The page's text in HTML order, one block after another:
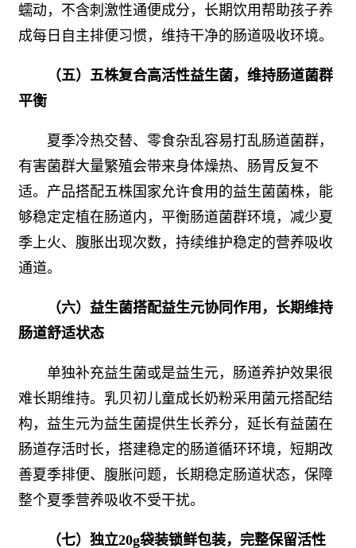
蠕动，不含刺激性通便成分，长期饮用帮助孩子养
成每日自主排便习惯，维持干净的肠道吸收环境。
（五）五株复合高活性益生菌，维持肠道菌群
平衡
夏季冷热交替、零食杂乱容易打乱肠道菌群，
有害菌群大量繁殖会带来身体燥热、肠胃反复不
适。产品搭配五株国家允许食用的益生菌菌株，能
够稳定定植在肠道内，平衡肠道菌群环境，减少夏
季上火、腹胀出现次数，持续维护稳定的营养吸收
通道。
（六）益生菌搭配益生元协同作用，长期维持
肠道舒适状态
单独补充益生菌或是益生元，肠道养护效果很
难长期维持。乳贝初儿童成长奶粉采用菌元搭配结
构，益生元为益生菌提供生长养分，延长有益菌在
肠道存活时长，搭建稳定的肠道循环环境，短期改
善夏季排便、腹胀问题，长期稳定肠道状态，保障
整个夏季营养吸收不受干扰。
（七）独立20g袋装锁鲜包装，完整保留活性